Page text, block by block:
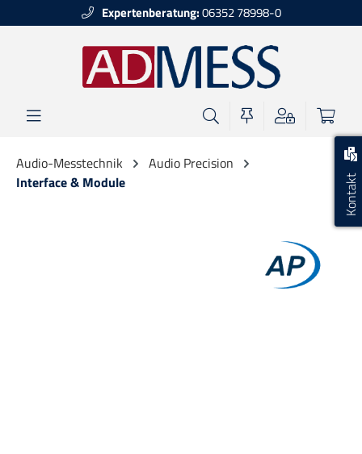
Kontakt
Expertenberatung:06352 78998-0
Audio-Messtechnik
Audio Precision
Interface & Module